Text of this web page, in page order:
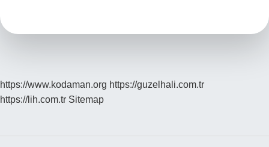
https://www.kodaman.org https://guzelhali.com.tr
https://lih.com.tr Sitemap